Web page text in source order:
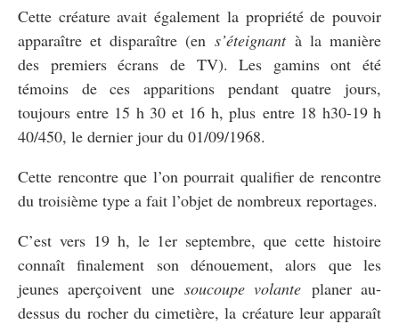
Cette créature avait également la propriété de pouvoir
apparaître et disparaître (en s’éteignantà la manière
des premiers écrans de TV). Les gamins ont été
témoins de ces apparitions pendant quatre jours,
toujours entre 15 h 30 et 16 h, plus entre 18 h30-19 h
40/450, le dernier jour du 01/09/1968.
Cette rencontre que l’on pourrait qualifier de rencontre
du troisième type a fait l’objet de nombreux reportages.
C’est vers 19 h, le 1er septembre, que cette histoire
connaît finalement son dénouement, alors que les
jeunes aperçoivent une soucoupe volante planer au-
dessus du rocher du cimetière, la créature leur apparaît